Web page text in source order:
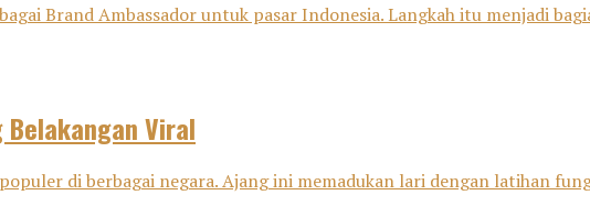
Brand Ambassador untuk pasar Indonesia. Langkah itu menjadi
Viral
di berbagai negara. Ajang ini memadukan lari dengan latihan